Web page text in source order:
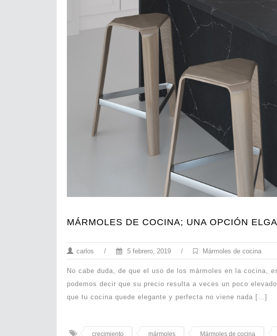
MÁRMOLES DE COCINA; UNA OPCIÓN
carlos / 5 febrero, 2019 / Mármoles de cocina
No cabe duda, de que el uso de los mármoles en la cocina,
podemos decir que su precio resulta a veces un poco
que tu cocina quede elegante y perfecta no viene nada […]
crecimiento mármoles Mármoles de cocina